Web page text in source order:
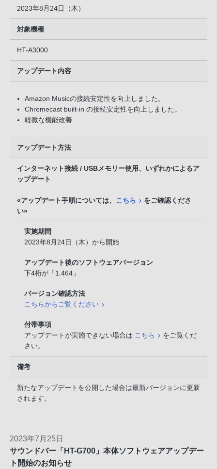
2023年8月24日（木）
対象機種
HT-A3000
アップデート内容
Amazon Musicの接続安定性を向上しました。
Chromecast built-in の接続安定性を向上しました。
軽微な機能改善
アップデート方法
インターネット接続 / USBメモリー使用、いずれかによるア
ップデート
«アップデート手順については、 こちら
をご確認くださ
い»
実施期間
2023年8月24日（木）から開始
アップデート後のソフトウェアバージョン
下4桁が「1.464」
バージョン確認方法
こちらからご覧ください
付帯事項
アップデートが実施できない場合は こちら
をご覧くだ
さい。
備考
新たなアップデートを公開した場合は最新バージョンに更新
されます。
2023年7月25日
サウンドバー「HT-G700」本体ソフトウェアアップデー
ト開始のお知らせ